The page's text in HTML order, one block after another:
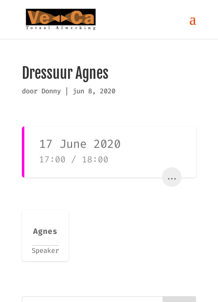
Dressuur Agnes
door Donny| jun 8, 2020
17 June 2020
17:00 / 18:00
...
Agnes
Speaker